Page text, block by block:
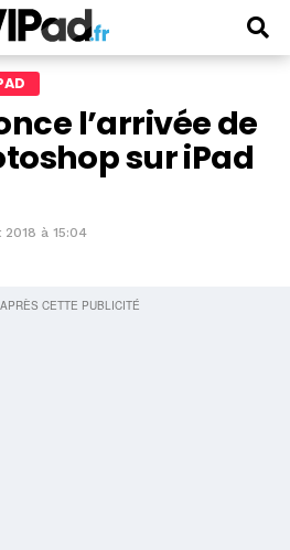
l’arrivée de
sur iPad
2018 à 15:04